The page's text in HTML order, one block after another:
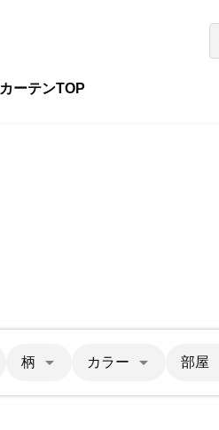
カーテンTOP
柄 カラー 部屋